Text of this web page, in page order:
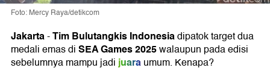
Foto: Mercy Raya/detikcom
Jakarta-Tim Bulutangkis Indonesiadipatok target dua
medali emas diSEA Games 2025walaupun pada edisi
sebelumnya mampu jadijuaraumum. Kenapa?